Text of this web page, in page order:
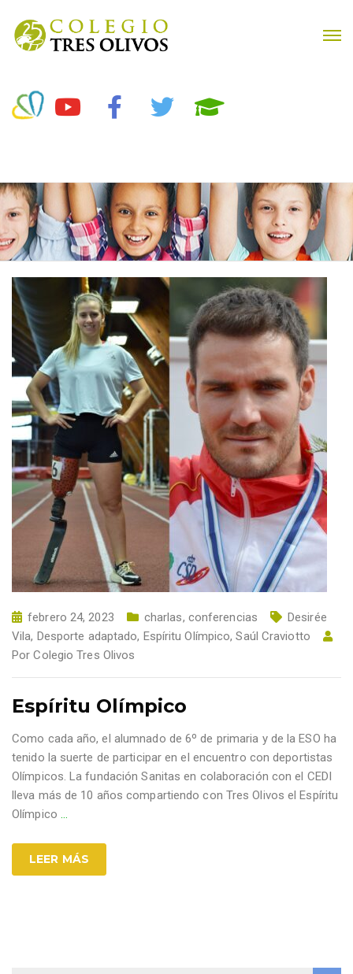
febrero 24, 2023 charlas, conferencias
Desirée
Vila, Desporte adaptado, Espíritu Olímpico,Saúl Craviotto
PorColegio Tres Olivos
Espíritu Olímpico
Como cada año, el alumnado de 6º de primaria y de la ESO ha
tenido la suerte de participar en el encuentro con deportistas
Olímpicos. La fundación Sanitas en colaboración con el CEDI
lleva más de 10 años compartiendo con Tres Olivos el Espíritu
Olímpico …
LEER MÁS